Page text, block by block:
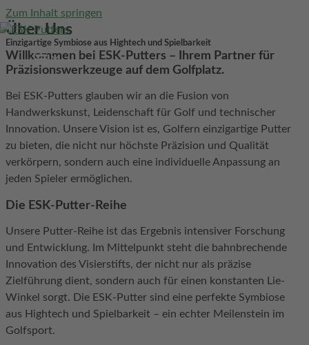
Zum Inhalt springen
Über Uns
Einzigartige Symbiose aus Hightech und Spielbarkeit
Willkommen bei ESK-Putters – Ihrem Partner für
Präzisionswerkzeuge auf dem Golfplatz.
Bei ESK-Putters glauben wir an die Fusion von
Handwerkskunst, Leidenschaft für Golf und technischer
Innovation. Unsere Vision ist es, Golfern einzigartige Putter
zu bieten, die nicht nur höchste Präzision und Qualität
verkörpern, sondern auch eine individuelle Anpassung an
jeden Spieler ermöglichen.
Die ESK-Putter-Reihe
Unsere Putter-Reihe ist das Ergebnis intensiver Forschung
und Entwicklung. Im Mittelpunkt steht die bahnbrechende
Innovation des Visierstifts, der nicht nur als präzise
Zielführung dient, sondern auch für einen konstanten Lie-
Winkel sorgt. Die ESK-Putter sind eine perfekte Symbiose
aus Hightech und Spielbarkeit – ein echter Meilenstein im
Golfsport.